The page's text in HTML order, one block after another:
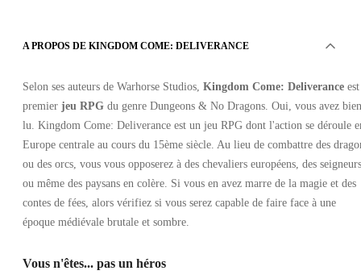
Clé
•
EUROPE
EUR
39.99 EUR
A PROPOS DE KINGDOM COME: DELIVERANCE
Selon ses auteurs de Warhorse Studios, Kingdom Come: Deliverance
premier jeu RPG du genre Dungeons & No Dragons. Oui, vous avez bien
lu. Kingdom Come: Deliverance est un jeu RPG dont l'action se déroule
Europe centrale au cours du 15ème siècle. Au lieu de combattre des
ou des orcs, vous vous opposerez à des chevaliers européens, des seigneurs
ou même des paysans en colère. Si vous en avez marre de la magie et des
contes de fées, alors vérifiez si vous serez capable de faire face à une
époque médiévale brutale et sombre.
Vous n'êtes... pas un héros